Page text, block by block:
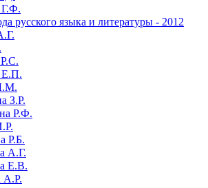
русского языка и литературы - 2012
Е.П.
З.Р.
Р.Ф.
Р.Б.
А.Г.
Е.В.
А.Р.